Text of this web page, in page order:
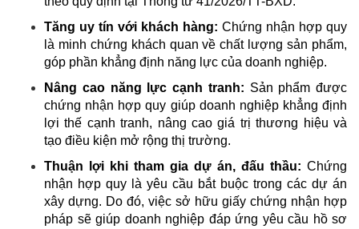
Tăng uy tín với khách hàng: Chứng nhận hợp quy
là minh chứng khách quan về chất lượng sản phẩm,
góp phần khẳng định năng lực của doanh nghiệp.
Nâng cao năng lực cạnh tranh: Sản phẩm được
chứng nhận hợp quy giúp doanh nghiệp khẳng định
lợi thế cạnh tranh, nâng cao giá trị thương hiệu và
tạo điều kiện mở rộng thị trường.
Thuận lợi khi tham gia dự án, đấu thầu: Chứng
nhận hợp quy là yêu cầu bắt buộc trong các dự án
xây dựng. Do đó, việc sở hữu giấy chứng nhận hợp
pháp sẽ giúp doanh nghiệp đáp ứng yêu cầu hồ sơ